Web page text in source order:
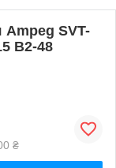
Ampeg SVT-
B2-48
₴